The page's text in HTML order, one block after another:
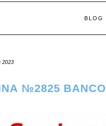
BLOG
2023
№2825